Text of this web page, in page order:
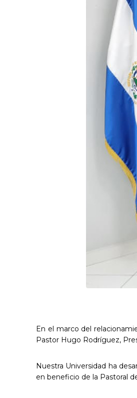
En el marco del
Pastor Hugo Rodríguez,
Nuestra Universidad ha
en beneficio de la Pastoral